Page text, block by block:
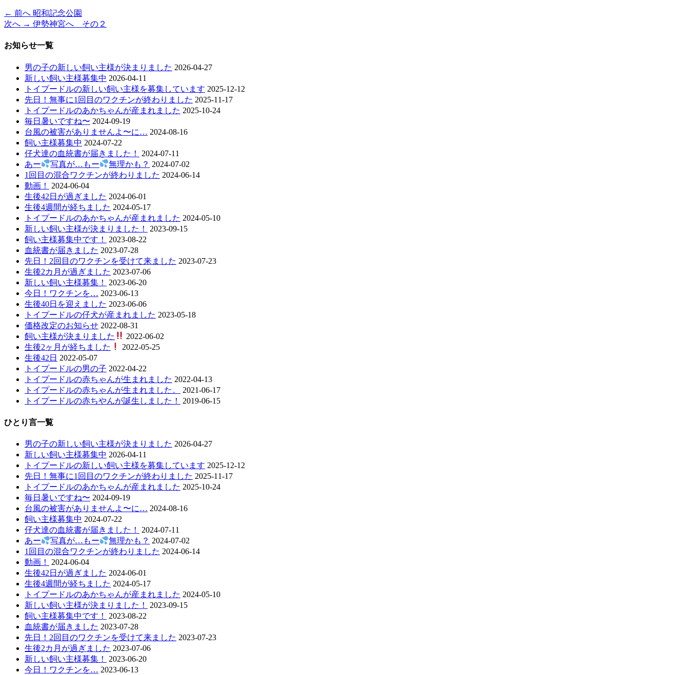
投
稿
ナ
← 前へ 過
去
投
昭和記念公園
次へ → 次
投
伊勢神宮へ その２
お知らせ一覧
男の子の新しい飼い主様が決まりました 2026-04-27
新しい飼い主様募集中 2026-04-11
トイプードルの新しい飼い主様を募集しています 2025-12-12
先日！無事に1回目のワクチンが終わりました 2025-11-17
トイプードルのあかちゃんが産まれました 2025-10-24
毎日暑いですね〜 2024-09-19
台風の被害がありませんよ〜に… 2024-08-16
飼い主様募集中 2024-07-22
仔犬達の血統書が届きました！
2024-07-11
あー
写真が…もー 無理かも？ 2024-07-02
1回目の混合ワクチンが終わりました 2024-06-14
動画！
2024-06-04
生後42日が過ぎました 2024-06-01
生後4週間が経ちました 2024-05-17
トイプードルのあかちゃんが産まれました 2024-05-10
新しい飼い主様が決まりました！
2023-09-15
飼い主様募集中です！
2023-08-22
血統書が届きました 2023-07-28
先日！2回目のワクチンを受けて来ました 2023-07-23
生後2カ月が過ぎました 2023-07-06
新しい飼い主様募集！
2023-06-20
今日！ワクチンを… 2023-06-13
生後40日を迎えました 2023-06-06
トイプードルの仔犬が産まれました 2023-05-18
価格改定のお知らせ 2022-08-31
飼い主様が決まりました
2022-06-02
生後2ヶ月が経ちました
2022-05-25
生後42日 2022-05-07
トイプードルの男の子 2022-04-22
トイプードルの赤ちゃんが生まれました 2022-04-13
トイプードルの赤ちゃんが生まれました。
2021-06-17
トイプードルの赤ちやんが誕生しました！
2019-06-15
ひとり言一覧
男の子の新しい飼い主様が決まりました 2026-04-27
新しい飼い主様募集中 2026-04-11
トイプードルの新しい飼い主様を募集しています 2025-12-12
先日！無事に1回目のワクチンが終わりました 2025-11-17
トイプードルのあかちゃんが産まれました 2025-10-24
毎日暑いですね〜 2024-09-19
台風の被害がありませんよ〜に… 2024-08-16
飼い主様募集中 2024-07-22
仔犬達の血統書が届きました！
2024-07-11
あー
写真が…もー 無理かも？ 2024-07-02
1回目の混合ワクチンが終わりました 2024-06-14
動画！
2024-06-04
生後42日が過ぎました 2024-06-01
生後4週間が経ちました 2024-05-17
トイプードルのあかちゃんが産まれました 2024-05-10
新しい飼い主様が決まりました！
2023-09-15
飼い主様募集中です！
2023-08-22
血統書が届きました 2023-07-28
先日！2回目のワクチンを受けて来ました 2023-07-23
生後2カ月が過ぎました 2023-07-06
新しい飼い主様募集！
2023-06-20
今日！ワクチンを… 2023-06-13